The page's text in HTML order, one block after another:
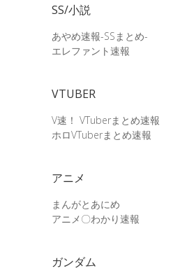
SS/小説
あやめ速報-SSまとめ-
エレファント速報
VTUBER
V速！ VTuberまとめ速報
ホロVTuberまとめ速報
アニメ
まんがとあにめ
アニメ〇わかり速報
ガンダム